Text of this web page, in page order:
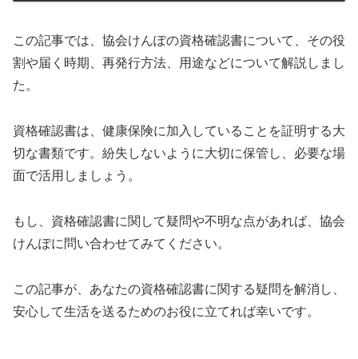
この記事では、協会けんぽの資格確認書について、その役
割や届く時期、再発行方法、用途などについて解説しまし
た。
資格確認書は、健康保険に加入していることを証明する大
切な書類です。紛失しないように大切に保管し、必要な場
面で活用しましょう。
もし、資格確認書に関して疑問や不明な点があれば、協会
けんぽに問い合わせてみてください。
この記事が、あなたの資格確認書に関する疑問を解消し、
安心して生活を送るためのお役に立てれば幸いです。